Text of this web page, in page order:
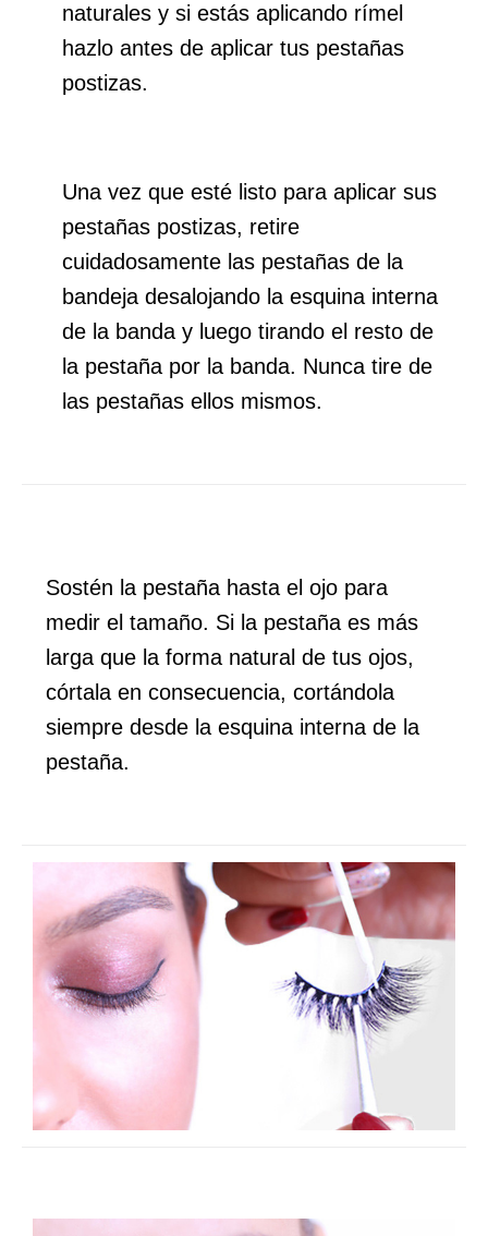
naturales y si estás aplicando rímel
hazlo antes de aplicar tus pestañas
postizas.
Una vez que esté listo para aplicar sus
pestañas postizas, retire
cuidadosamente las pestañas de la
bandeja desalojando la esquina interna
de la banda y luego tirando el resto de
la pestaña por la banda. Nunca tire de
las pestañas ellos mismos.
Sostén la pestaña hasta el ojo para
medir el tamaño. Si la pestaña es más
larga que la forma natural de tus ojos,
córtala en consecuencia, cortándola
siempre desde la esquina interna de la
pestaña.